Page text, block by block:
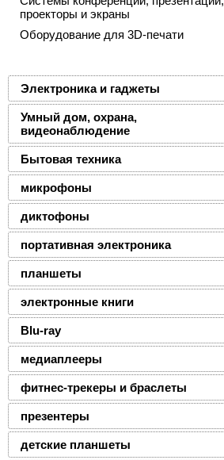
проекторы и экраны
Оборудование для 3D-печати
Электроника и гаджеты
Умный дом, охрана,
видеонаблюдение
Бытовая техника
микрофоны
диктофоны
портативная электроника
планшеты
электронные книги
Blu-ray
медиаплееры
фитнес-трекеры и браслеты
презентеры
детские планшеты